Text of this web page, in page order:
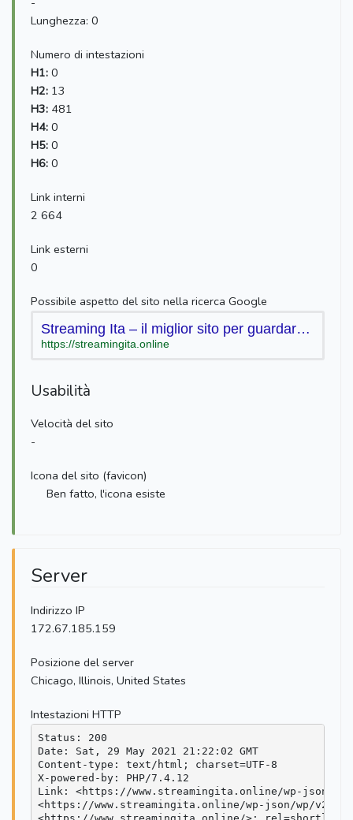
Lunghezza: 0
Numero di intestazioni
H1: 0
H2: 13
H3: 481
H4: 0
H5: 0
H6: 0
Link interni
2 664
Link esterni
0
Possibile aspetto del sito nella ricerca Google
Streaming Ita – il miglior sito per guardare tutte le serie tv al mondo senza limiti, gratis e senza pubblicità
https://streamingita.online
Usabilità
Velocità del sito
-
Icona del sito (favicon)
Ben fatto, l'icona esiste
Server
Indirizzo IP
172.67.185.159
Posizione del server
Chicago, Illinois, United States
Intestazioni HTTP
Status: 200
Date: Sat, 29 May 2021 21:22:02 GMT
Content-type: text/html; charset=UTF-8
X-powered-by: PHP/7.4.12
Link: <https://www.streamingita.online/wp-json/
<https://www.streamingita.online/wp-json/wp/v2/